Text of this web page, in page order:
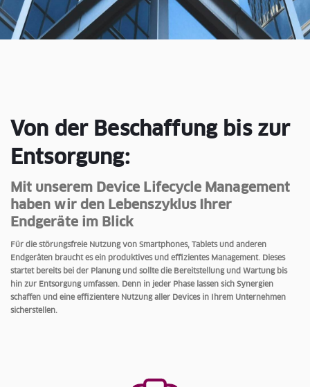
Von der Beschaffung bis zur
Entsorgung:
Mit unserem Device Lifecycle Management
haben wir den Lebenszyklus Ihrer
Endgeräte im Blick
Für die störungsfreie Nutzung von Smartphones, Tablets und anderen
Endgeräten braucht es ein produktives und effizientes Management. Dieses
startet bereits bei der Planung und sollte die Bereitstellung und Wartung bis
hin zur Entsorgung umfassen. Denn in jeder Phase lassen sich Synergien
schaffen und eine effizientere Nutzung aller Devices in Ihrem Unternehmen
sicherstellen.